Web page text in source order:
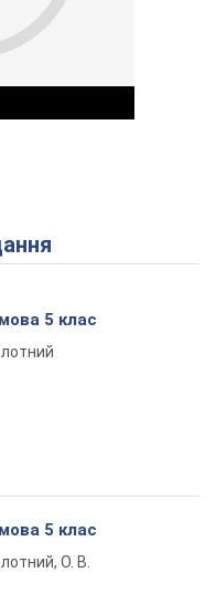
Video
5 клас
5 клас
О. В.